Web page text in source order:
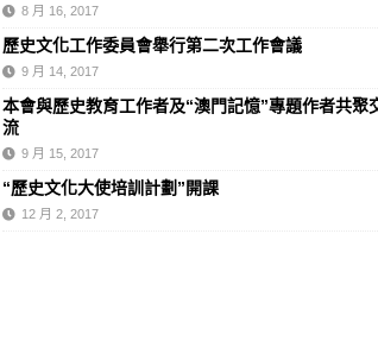
8 月 16, 2017
歷史文化工作委員會舉行第二次工作會議
9 月 14, 2017
本會與歷史教育工作者及“澳門記憶”專題作者共聚
流
9 月 15, 2017
“歷史文化大使培訓計劃”開課
12 月 2, 2017